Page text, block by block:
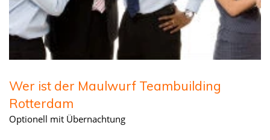
Wer ist der Maulwurf Teambuilding
Rotterdam
Optionell mit Übernachtung